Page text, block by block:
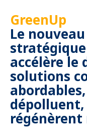
GreenUp
Le
accélère le
solutions
régénèrent